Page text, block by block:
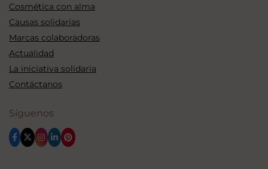
Cosmética con alma
Causas solidarias
Marcas colaboradoras
Actualidad
La iniciativa solidaria
Contáctanos
Síguenos